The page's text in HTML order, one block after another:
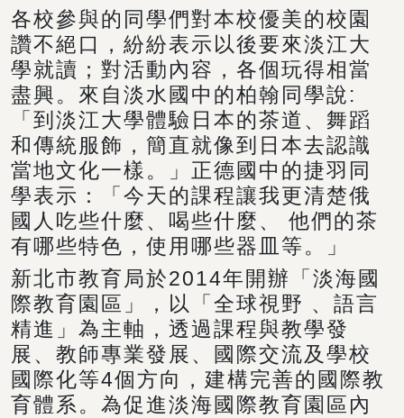
各校參與的同學們對本校優美的校園
讚不絕口，紛紛表示以後要來淡江大
學就讀；對活動內容，各個玩得相當
盡興。來自淡水國中的柏翰同學說:
「到淡江大學體驗日本的茶道、舞蹈
和傳統服飾，簡直就像到日本去認識
當地文化一樣。」正德國中的捷羽同
學表示：「今天的課程讓我更清楚俄
國人吃些什麼、喝些什麼、 他們的茶
有哪些特色，使用哪些器皿等。」
新北市教育局於2014年開辦「淡海國
際教育園區」，以「全球視野 、語言
精進」為主軸，透過課程與教學發
展、教師專業發展、國際交流及學校
國際化等4個方向，建構完善的國際教
育體系。為促進淡海國際教育園區內